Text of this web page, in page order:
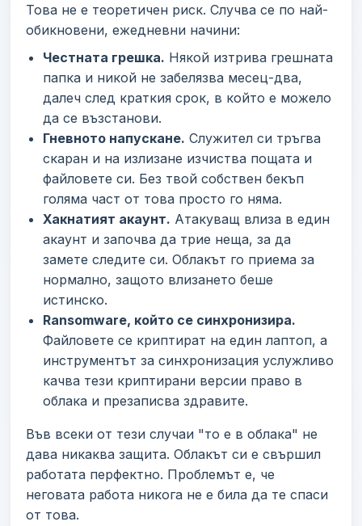
Това не е теоретичен риск. Случва се по най-
обикновени, ежедневни начини:
Честната грешка. Някой изтрива грешната
папка и никой не забелязва месец-два,
далеч след краткия срок, в който е можело
да се възстанови.
Гневното напускане. Служител си тръгва
скаран и на излизане изчиства пощата и
файловете си. Без твой собствен бекъп
голяма част от това просто го няма.
Хакнатият акаунт. Атакуващ влиза в един
акаунт и започва да трие неща, за да
замете следите си. Облакът го приема за
нормално, защото влизането беше
истинско.
Ransomware, който се синхронизира.
Файловете се криптират на един лаптоп, а
инструментът за синхронизация услужливо
качва тези криптирани версии право в
облака и презаписва здравите.
Във всеки от тези случаи "то е в облака" не
дава никаква защита. Облакът си е свършил
работата перфектно. Проблемът е, че
неговата работа никога не е била да те спаси
от това.